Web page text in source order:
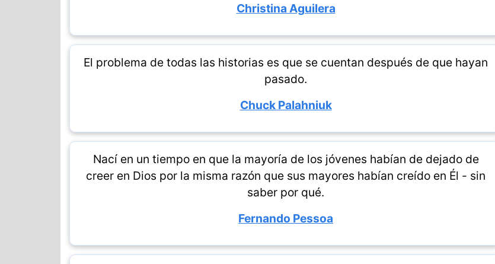
Christina Aguilera
El problema de todas las historias es que se cuentan después de que hayan
pasado.
Chuck Palahniuk
Nací en un tiempo en que la mayoría de los jóvenes habían de dejado de
creer en Dios por la misma razón que sus mayores habían creído en Él - sin
saber por qué.
Fernando Pessoa